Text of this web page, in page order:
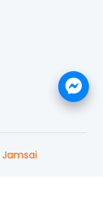
Jamsai